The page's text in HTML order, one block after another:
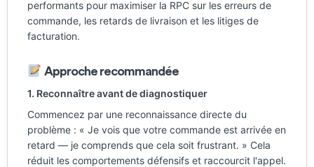
performants pour maximiser la RPC sur les erreurs de
commande, les retards de livraison et les litiges de
facturation.
Approche recommandée
1. Reconnaître avant de diagnostiquer
Commencez par une reconnaissance directe du
problème : « Je vois que votre commande est arrivée en
retard — je comprends que cela soit frustrant. » Cela
réduit les comportements défensifs et raccourcit l'appel.